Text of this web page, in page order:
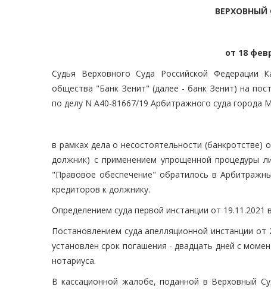
от 18
Судья Верховного Суда Российской Федерации
общества "Банк Зенит" (далее - банк Зенит) на
по делу N А40-81667/19 Арбитражного суда города
в рамках дела о несостоятельности
должник) с применением упрощенной процедуры
"Правовое обеспечение" обратилось в
кредиторов к должнику.
Определением суда первой инстанции от 19.11.2021
Постановлением суда апелляционной инстанции
установлен срок погашения - двадцать дней с
нотариуса.
В кассационной жалобе, поданной в Верховный